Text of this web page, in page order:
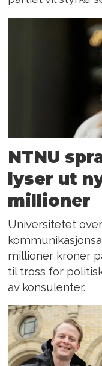
NTNU
lyser ut
millioner
Universitetet
millioner kroner
til tross for
av konsulenter.